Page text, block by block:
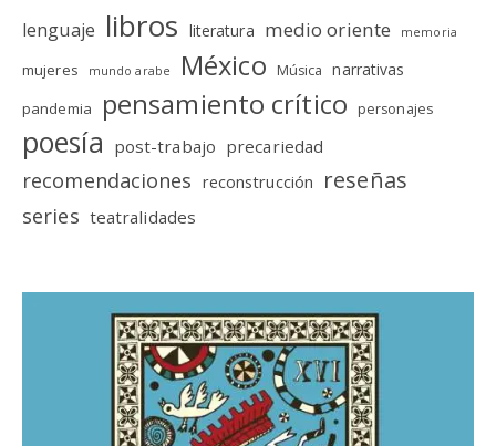
lenguaje libros literatura medio oriente memoria
mujeres mundo arabe México Música narrativas
pandemia pensamiento crítico personajes
poesía post-trabajo precariedad
recomendaciones reconstrucción reseñas
series teatralidades